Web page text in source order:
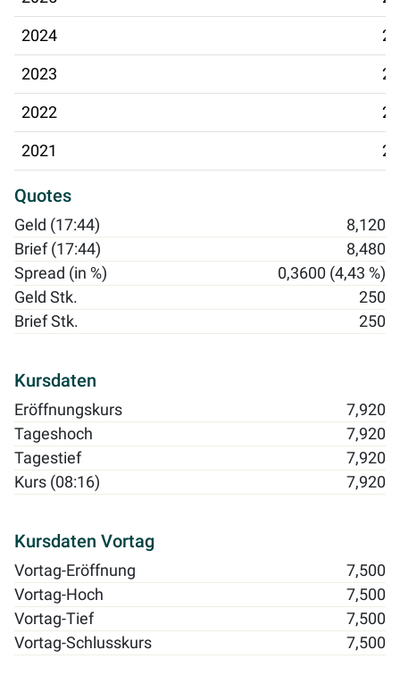
2024
2023
2022
2021
Quotes
Geld (17:44)
8,120
Brief (17:44)
8,480
Spread (in %)
0,3600 (4,43 %)
Geld Stk.
250
Brief Stk.
250
Kursdaten
Eröffnungskurs
7,920
Tageshoch
7,920
Tagestief
7,920
Kurs (08:16)
7,920
Kursdaten Vortag
Vortag-Eröffnung
7,500
Vortag-Hoch
7,500
Vortag-Tief
7,500
Vortag-Schlusskurs
7,500